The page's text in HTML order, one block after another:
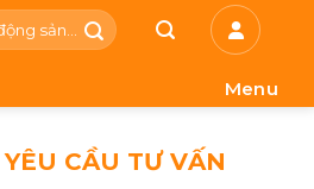
Menu
YÊU CẦU TƯ VẤN